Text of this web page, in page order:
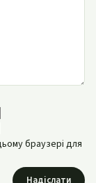
браузері для
Надіслати